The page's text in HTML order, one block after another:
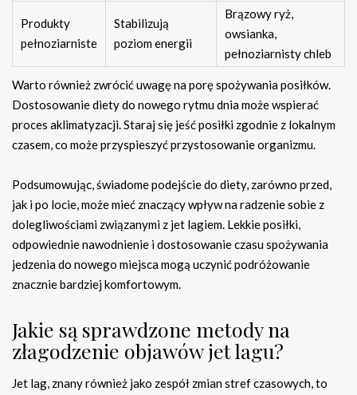
Produkty
pełnoziarniste
Stabilizują
poziom energii
Brązowy ryż,
owsianka,
pełnoziarnisty chleb
Warto również zwrócić uwagę na porę spożywania posiłków.
Dostosowanie diety do nowego rytmu dnia może wspierać
proces aklimatyzacji. Staraj się jeść posiłki zgodnie z lokalnym
czasem, co może przyspieszyć przystosowanie organizmu.
Podsumowując, świadome podejście do diety, zarówno przed,
jak i po locie, może mieć znaczący wpływ na radzenie sobie z
dolegliwościami związanymi z jet lagiem. Lekkie posiłki,
odpowiednie nawodnienie i dostosowanie czasu spożywania
jedzenia do nowego miejsca mogą uczynić podróżowanie
znacznie bardziej komfortowym.
Jakie są sprawdzone metody na
złagodzenie objawów jet lagu?
Jet lag, znany również jako zespół zmian stref czasowych, to